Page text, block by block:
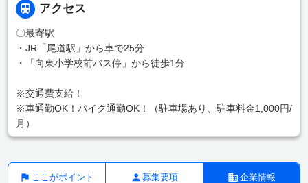
アクセス
〇最寄駅
・JR「尾道駅」から車で25分
・「向東小学校前バス停」から徒歩1分
※交通費支給！
※車通勤OK！バイク通勤OK！（駐車場あり、駐車料金1,000円/
月）
ここがポイント 募集要項 企業情報